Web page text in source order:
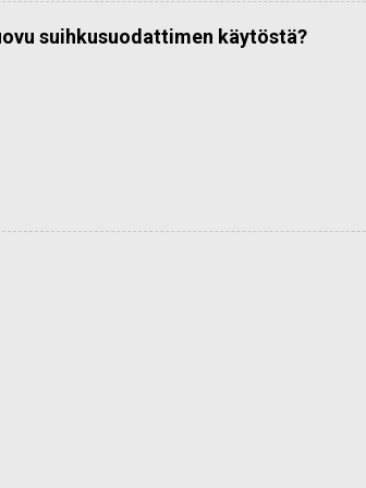
suihkusuodattimen käytöstä?